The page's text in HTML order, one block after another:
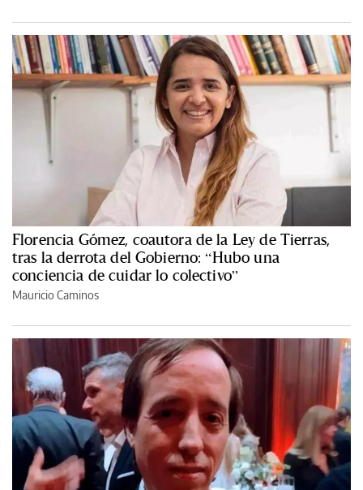
Florencia Gómez, coautora de la Ley de Tierras,
tras la derrota del Gobierno: “Hubo una
conciencia de cuidar lo colectivo”
Mauricio Caminos